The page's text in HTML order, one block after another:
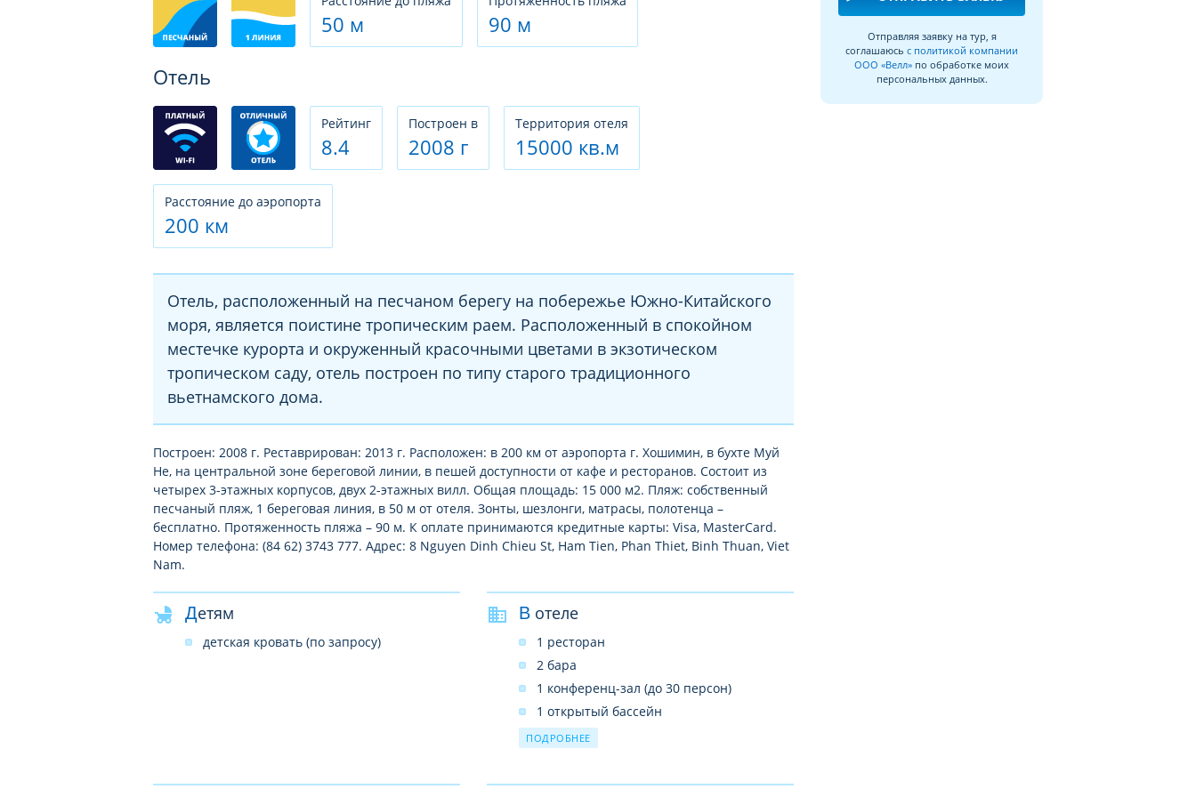
50 м
90 м
Отель
Рeйтинг
8.4
Построен в
2008 г
Территория отеля
15000 кв.м
Расстояние до аэропорта
200 км
Отель, расположенный на песчаном берегу на побережье Южно-Китайского
моря, является поистине тропическим раем. Расположенный в спокойном
местечке курорта и окруженный красочными цветами в экзотическом
тропическом саду, отель построен по типу старого традиционного
вьетнамского дома.
Построен: 2008 г. Реставрирован: 2013 г. Расположен: в 200 км от аэропорта г. Хошимин, в бухте Муй
Не, на центральной зоне береговой линии, в пешей доступности от кафе и ресторанов. Состоит из
четырех 3-этажных корпусов, двух 2-этажных вилл. Общая площадь: 15 000 м2. Пляж: собственный
песчаный пляж, 1 береговая линия, в 50 м от отеля. Зонты, шезлонги, матрасы, полотенца –
бесплатно. Протяженность пляжа – 90 м. К оплате принимаются кредитные карты: Visa, MasterCard.
Номер телефона: (84 62) 3743 777. Адрес: 8 Nguyen Dinh Chieu St, Ham Tien, Phan Thiet, Binh Thuan, Viet
Nam.
Детям
детская кровать (по запросу)
В отеле
1 ресторан
2 бара
1 конференц-зал (до 30 персон)
1 открытый бассейн
салон красоты
прачечная
ПОДРОБНЕЕ
Отправляя заявку на тур, я
соглашаюсь с политикой компании
ООО «Велл» по обработке моих
персональных данных.